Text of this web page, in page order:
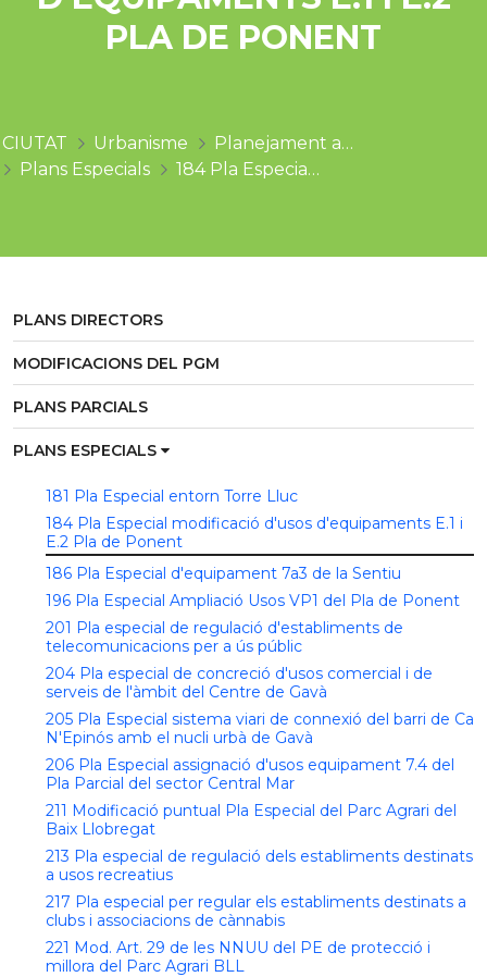
PLA DE PONENT
CIUTAT Urbanisme
Planejament aprovat
Plans Especials
184 Pla Especial modificació d'usos d'equipaments E.1 i E.2 Pla de Ponent
PLANS DIRECTORS
MODIFICACIONS DEL PGM
PLANS PARCIALS
PLANS ESPECIALS
181 Pla Especial entorn Torre Lluc
184 Pla Especial modificació d'usos d'equipaments E.1 i
E.2 Pla de Ponent
186 Pla Especial d'equipament 7a3 de la Sentiu
196 Pla Especial Ampliació Usos VP1 del Pla de Ponent
201 Pla especial de regulació d'establiments de
telecomunicacions per a ús públic
204 Pla especial de concreció d'usos comercial i de
serveis de l'àmbit del Centre de Gavà
205 Pla Especial sistema viari de connexió del barri de Ca
N'Epinós amb el nucli urbà de Gavà
206 Pla Especial assignació d'usos equipament 7.4 del
Pla Parcial del sector Central Mar
211 Modificació puntual Pla Especial del Parc Agrari del
Baix Llobregat
213 Pla especial de regulació dels establiments destinats
a usos recreatius
217 Pla especial per regular els establiments destinats a
clubs i associacions de cànnabis
221 Mod. Art. 29 de les NNUU del PE de protecció i
millora del Parc Agrari BLL